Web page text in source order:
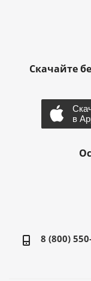
Скачайте
8 (800)